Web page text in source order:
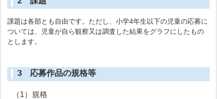
課題は各部とも自由です。ただし、小学4年生以下の児童の応募に
ついては、児童が自ら観察又は調査した結果をグラフにしたもの
とします。
3 応募作品の規格等
（1）規格